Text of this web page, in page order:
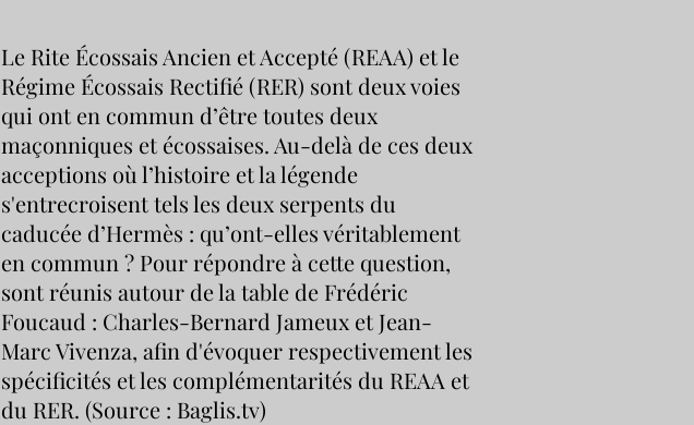
Le Rite Écossais Ancien et Accepté (REAA) et le
Régime Écossais Rectifié (RER) sont deux voies
qui ont en commun d’être toutes deux
maçonniques et écossaises. Au-delà de ces deux
acceptions où l’histoire et la légende
s'entrecroisent tels les deux serpents du
caducée d’Hermès : qu’ont-elles véritablement
en commun ? Pour répondre à cette question,
sont réunis autour de la table de Frédéric
Foucaud : Charles-Bernard Jameux et Jean-
Marc Vivenza, afin d'évoquer respectivement les
spécificités et les complémentarités du REAA et
du RER. (Source : Baglis.tv)